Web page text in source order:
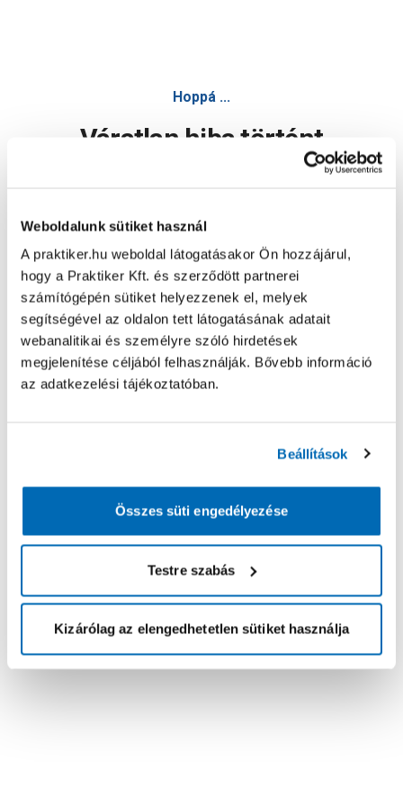
Weboldalunk sütiket használ
A praktiker.hu weboldal látogatásakor Ön hozzájárul,
hogy a Praktiker Kft. és szerződött partnerei
számítógépén sütiket helyezzenek el, melyek
segítségével az oldalon tett látogatásának adatait
webanalitikai és személyre szóló hirdetések
megjelenítése céljából felhasználják. Bővebb információ
az adatkezelési tájékoztatóban.
Beállítások
Összes süti engedélyezése
Testre szabás
Kizárólag az elengedhetetlen sütiket használja
Hoppá ...
Váratlan hiba történt
Oldal újratöltése